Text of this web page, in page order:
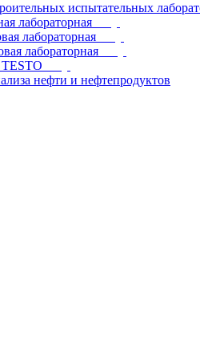
испытательных
лабораторная
лабораторная
лабораторная
нефти и нефтепродуктов